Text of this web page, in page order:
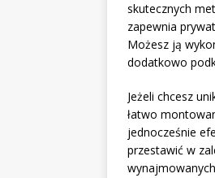
skutecznych
zapewnia
Możesz ją
dodatkowo
Jeżeli chcesz
łatwo
jednocześnie
przestawić w